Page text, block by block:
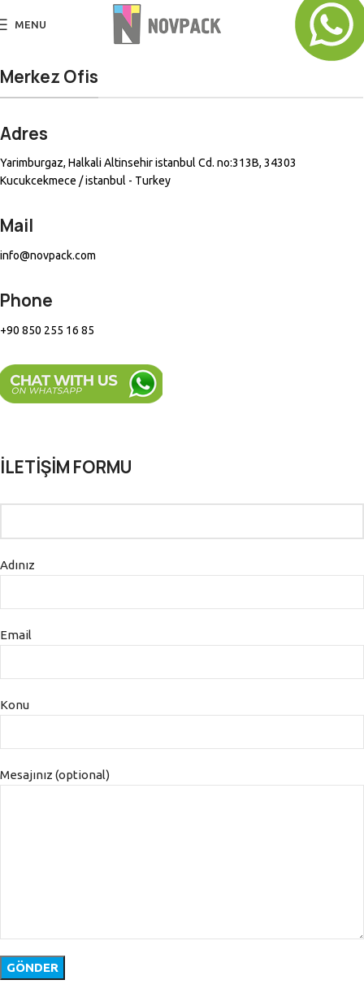
MENU
Merkez Ofis
Adres
Yarimburgaz, Halkali Altinsehir istanbul Cd. no:313B, 34303
Kucukcekmece / istanbul - Turkey
Mail
info@novpack.com
Phone
+90 850 255 16 85
İLETİŞİM FORMU
Adınız
Email
Konu
Mesajınız (optional)